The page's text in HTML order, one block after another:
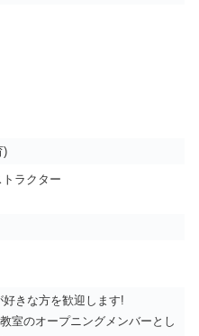
)
ラクター
きな方を歓迎します!
室のオープニングメンバーとし